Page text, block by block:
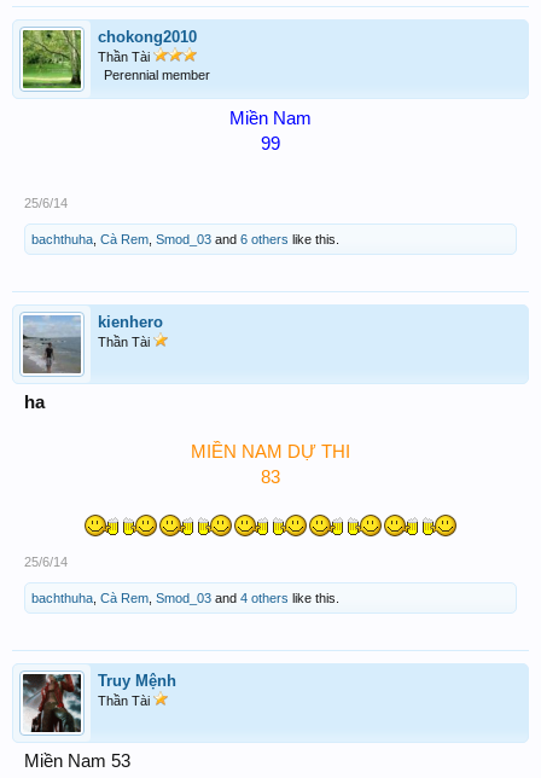
chokong2010
Thần Tài
Perennial member
Miền Nam
99
25/6/14
bachthuha Cà Rem Smod_03 and 6 others like this.
kienhero
Thần Tài
ha
MIỀN NAM DỰ THI
83​
25/6/14
bachthuha Cà Rem Smod_03 and 4 others like this.
Truy Mệnh
Thần Tài
Miền Nam 53